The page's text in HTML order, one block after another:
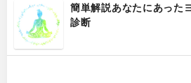
簡単解説あなたにあった
診断